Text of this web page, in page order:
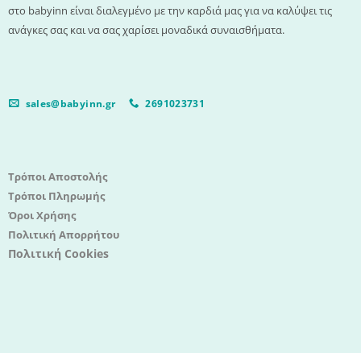
στο babyinn είναι διαλεγμένο με την καρδιά μας για να καλύψει τις
ανάγκες σας και να σας χαρίσει μοναδικά συναισθήματα.
sales@babyinn.gr 2691023731
Τρόποι Αποστολής
Τρόποι Πληρωμής
Όροι Χρήσης
Πολιτική Απορρήτου
Πολιτική Cookies